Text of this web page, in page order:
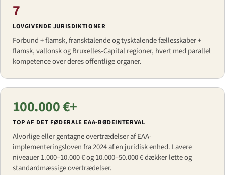
7
LOVGIVENDE JURISDIKTIONER
Forbund + flamsk, fransktalende og tysktalende fællesskaber +
flamsk, vallonsk og Bruxelles-Capital regioner, hvert med parallel
kompetence over deres offentlige organer.
100.000 €+
TOP AF DET FØDERALE EAA-BØDEINTERVAL
Alvorlige eller gentagne overtrædelser af EAA-
implementeringsloven fra 2024 af en juridisk enhed. Lavere
niveauer 1.000–10.000 € og 10.000–50.000 € dækker lette og
standardmæssige overtrædelser.